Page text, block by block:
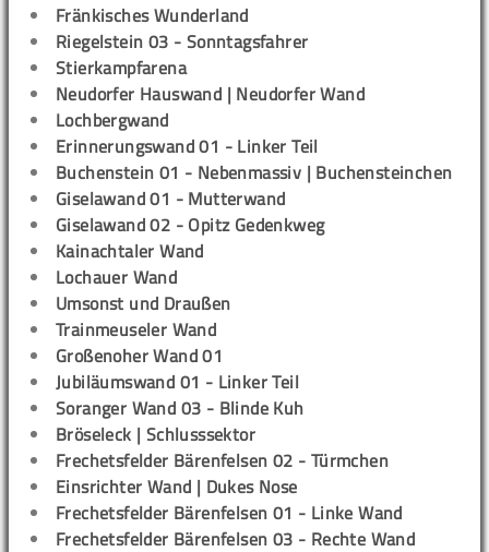
Fränkisches Wunderland
Riegelstein 03 - Sonntagsfahrer
Stierkampfarena
Neudorfer Hauswand | Neudorfer Wand
Lochbergwand
Erinnerungswand 01 - Linker Teil
Buchenstein 01 - Nebenmassiv | Buchensteinchen
Giselawand 01 - Mutterwand
Giselawand 02 - Opitz Gedenkweg
Kainachtaler Wand
Lochauer Wand
Umsonst und Draußen
Trainmeuseler Wand
Großenoher Wand 01
Jubiläumswand 01 - Linker Teil
Soranger Wand 03 - Blinde Kuh
Bröseleck | Schlusssektor
Frechetsfelder Bärenfelsen 02 - Türmchen
Einsrichter Wand | Dukes Nose
Frechetsfelder Bärenfelsen 01 - Linke Wand
Frechetsfelder Bärenfelsen 03 - Rechte Wand